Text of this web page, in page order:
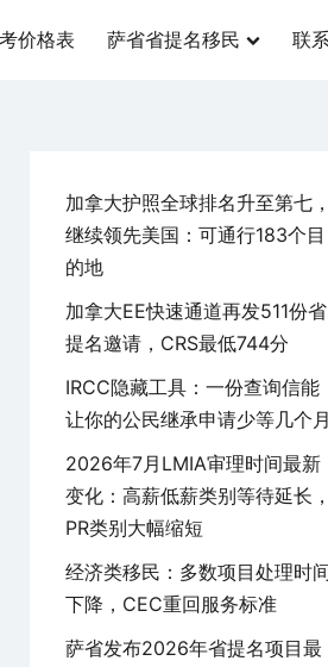
价格表 萨省省提名移民 联
加拿大护照全球排名升至第七，
继续领先美国：可通行183个目
的地
加拿大EE快速通道再发511份省
提名邀请，CRS最低744分
IRCC隐藏工具：一份查询信能
让你的公民继承申请少等几个月
2026年7月LMIA审理时间最新
变化：高薪低薪类别等待延长，
PR类别大幅缩短
经济类移民：多数项目处理时
下降，CEC重回服务标准
萨省发布2026年省提名项目最